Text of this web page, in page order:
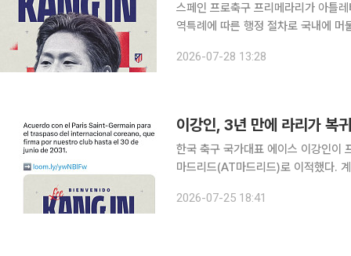
스페인 프로축구 프리메라리가 아틀
역특례에 따른 행정 절차로 국내에 머물면서
“모든 절차가 마무리되는 시점에 따
2026-07-28 13:28
이강인, 3년 만에 라리가 복
한국 축구 국가대표 에이스 이강인이
마드리드(AT마드리드)로 이적했다. 계약기간은
강인은 2031년 6월 30일까지 우리
2026-07-25 18:41